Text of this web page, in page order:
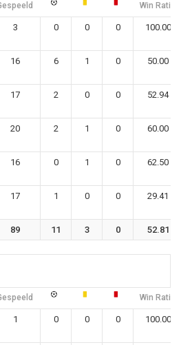
Win Ratio
3 0 0 0 100.00
16 6 1 0 50.00
17 2 0 0 52.94
20 2 1 0 60.00
16 0 1 0 62.50
17 1 0 0 29.41
89 11 3 0 52.81
Win Ratio
1 0 0 0 100.00